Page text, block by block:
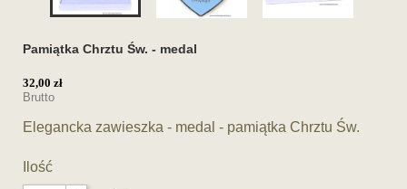
Pamiątka Chrztu Św. - medal
32,00 zł
Brutto
Elegancka zawieszka - medal - pamiątka Chrztu Św.
Ilość